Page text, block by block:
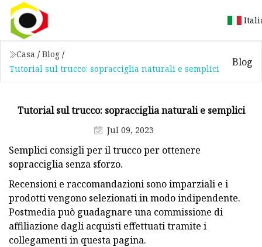
Casa / Blog /
Tutorial sul trucco: sopracciglia naturali e semplici
Blog
Tutorial sul trucco: sopracciglia naturali e semplici
Jul 09, 2023
Semplici consigli per il trucco per ottenere
sopracciglia senza sforzo.
Recensioni e raccomandazioni sono imparziali e i
prodotti vengono selezionati in modo indipendente.
Postmedia può guadagnare una commissione di
affiliazione dagli acquisti effettuati tramite i
collegamenti in questa pagina.